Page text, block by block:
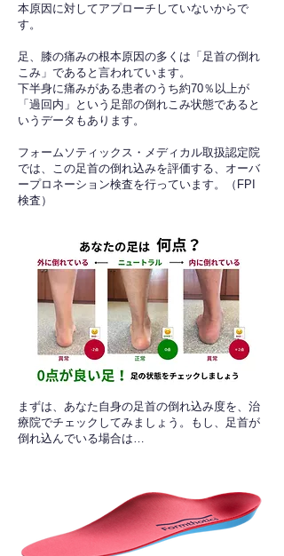
本原因に対してアプローチしていないからで
す。
足、膝の痛みの根本原因の多くは「足首の倒れ
こみ」であると言われています。
下半身に痛みがある患者のうち約70％以上が
「過回内」という足部の倒れこみ状態であると
いうデータもあります。
フォームソティックス・メディカル取扱認定院
では、この足首の倒れ込みを評価する、オーバ
ープロネーション検査を行っています。（FPI
検査）​
​まずは、あなた自身の足首の倒れ込み度を、治
療院でチェックしてみましょう。もし、足首が
倒れ込んでいる場合は…